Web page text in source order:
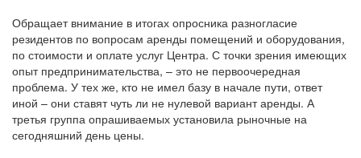
Обращает внимание в итогах опросника разногласие
резидентов по вопросам аренды помещений и оборудования,
по стоимости и оплате услуг Центра. С точки зрения имеющих
опыт предпринимательства, – это не первоочередная
проблема. У тех же, кто не имел базу в начале пути, ответ
иной – они ставят чуть ли не нулевой вариант аренды. А
третья группа опрашиваемых установила рыночные на
сегодняшний день цены.